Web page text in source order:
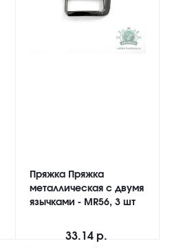
Пряжка Пряжка
металлическая с двумя
язычками - MR56, 3 шт
33.14 р.